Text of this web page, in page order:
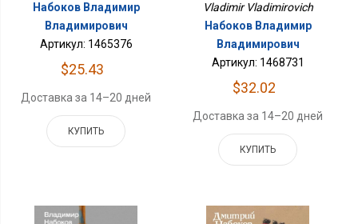
Набоков Владимир
Владимирович
Артикул: 1465376
$25.43
Доставка за 14–20 дней
КУПИТЬ
Vladimir Vladimirovich
Набоков Владимир
Владимирович
Артикул: 1468731
$32.02
Доставка за 14–20 дней
КУПИТЬ